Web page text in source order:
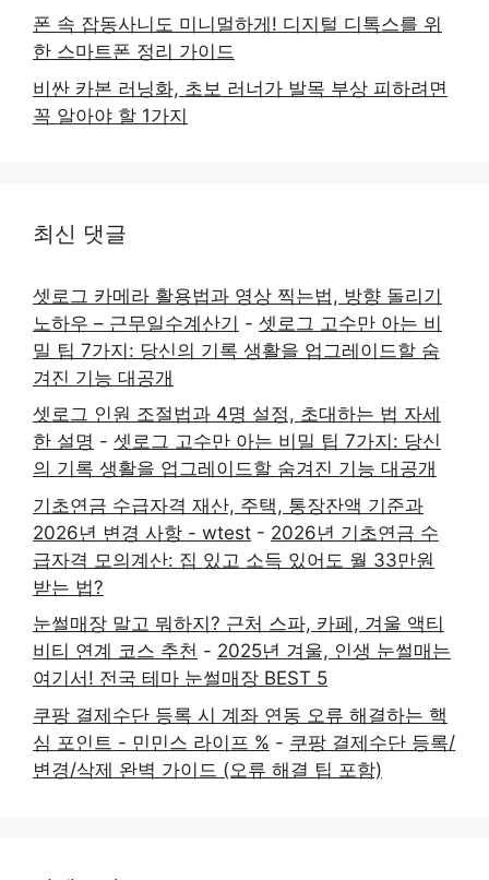
폰 속 잡동사니도 미니멀하게! 디지털 디톡스를 위
한 스마트폰 정리 가이드
비싼 카본 러닝화, 초보 러너가 발목 부상 피하려면
꼭 알아야 할 1가지
최신 댓글
셋로그 카메라 활용법과 영상 찍는법, 방향 돌리기
노하우 – 근무일수계산기 - 셋로그 고수만 아는 비
밀 팁 7가지: 당신의 기록 생활을 업그레이드할 숨
겨진 기능 대공개
셋로그 인원 조절법과 4명 설정, 초대하는 법 자세
한 설명 - 셋로그 고수만 아는 비밀 팁 7가지: 당신
의 기록 생활을 업그레이드할 숨겨진 기능 대공개
기초연금 수급자격 재산, 주택, 통장잔액 기준과
2026년 변경 사항 - wtest - 2026년 기초연금 수
급자격 모의계산: 집 있고 소득 있어도 월 33만원
받는 법?
눈썰매장 말고 뭐하지? 근처 스파, 카페, 겨울 액티
비티 연계 코스 추천 - 2025년 겨울, 인생 눈썰매는
여기서! 전국 테마 눈썰매장 BEST 5
쿠팡 결제수단 등록 시 계좌 연동 오류 해결하는 핵
심 포인트 - 민민스 라이프 % - 쿠팡 결제수단 등록/
변경/삭제 완벽 가이드 (오류 해결 팁 포함)